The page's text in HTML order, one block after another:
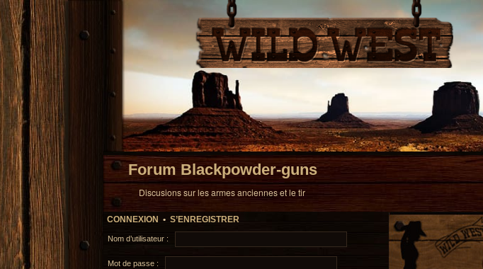
Forum Blackpowder-guns
Discusions sur les armes anciennes et le tir
CONNEXION • S’ENREGISTRER
Nom d’utilisateur :
Mot de passe :